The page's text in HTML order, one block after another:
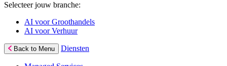
Selecteer jouw branche:
AI voor Groothandels
AI voor Verhuur
Back to Menu Diensten